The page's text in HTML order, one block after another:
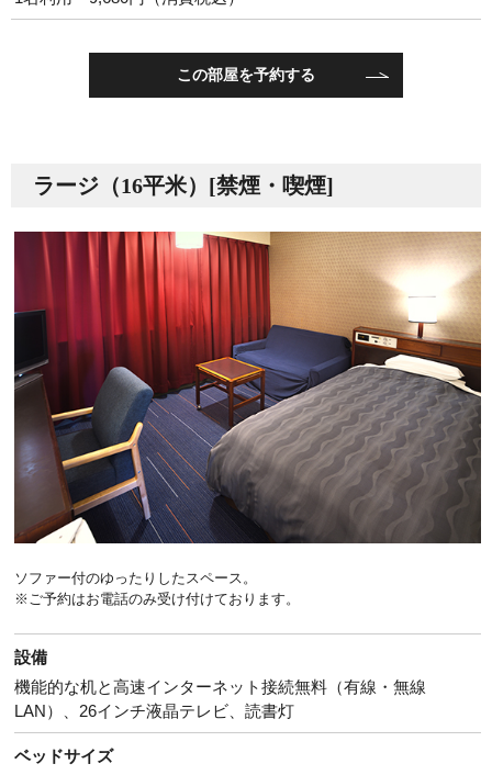
この部屋を予約する
ラージ（16平米）[禁煙・喫煙]
ソファー付のゆったりしたスペース。
※ご予約はお電話のみ受け付けております。
設備
機能的な机と高速インターネット接続無料（有線・無線
LAN）、26インチ液晶テレビ、読書灯
ベッドサイズ